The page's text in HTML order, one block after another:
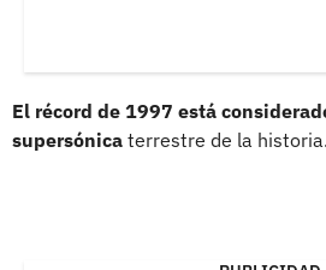
El récord de 1997 está
supersónica terrestre de la historia.